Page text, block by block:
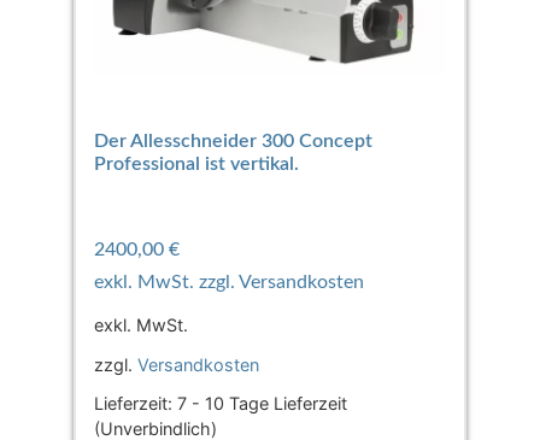
Der Allesschneider 300 Concept
Professional ist vertikal.
2400,00 €
exkl. MwSt.
zzgl. Versandkosten
Lieferzeit: 7 - 10 Tage Lieferzeit
(Unverbindlich)